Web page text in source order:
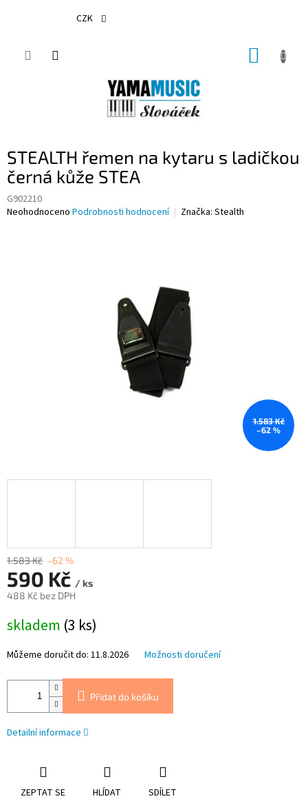
CZK
STEALTH řemen na kytaru s ladičkou
černá kůže STEA
G902210
Průměrné
Neohodnoceno Podrobnosti hodnocení Značka: Stealth
1.583 Kč
–62 %
1.583 Kč –62 %
590 Kč / ks
488 Kč bez DPH
cena:
skladem (3 ks)
Můžeme doručit do: 11.8.2026 Možnosti doručení
Přidat do košíku
Detailní informace
ZEPTAT SE HLÍDAT SDÍLET